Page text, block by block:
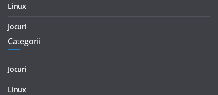
Linux
Jocuri
Categorii
Jocuri
Linux